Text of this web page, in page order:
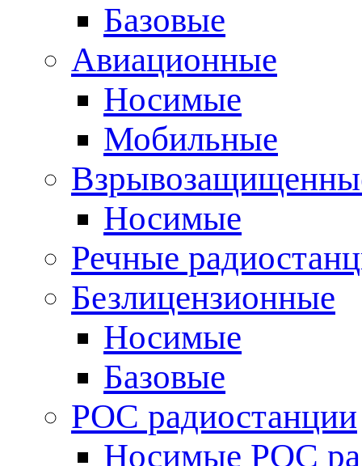
Базовые
Авиационные
Носимые
Мобильные
Носимые
Речные
Безлицензионные
Носимые
Базовые
POC радиостанции
Носимые POC